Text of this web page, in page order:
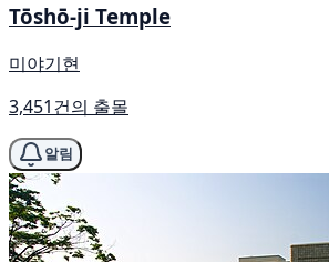
Tōshō-ji Temple
미야기현
3,451건의 출몰
알림